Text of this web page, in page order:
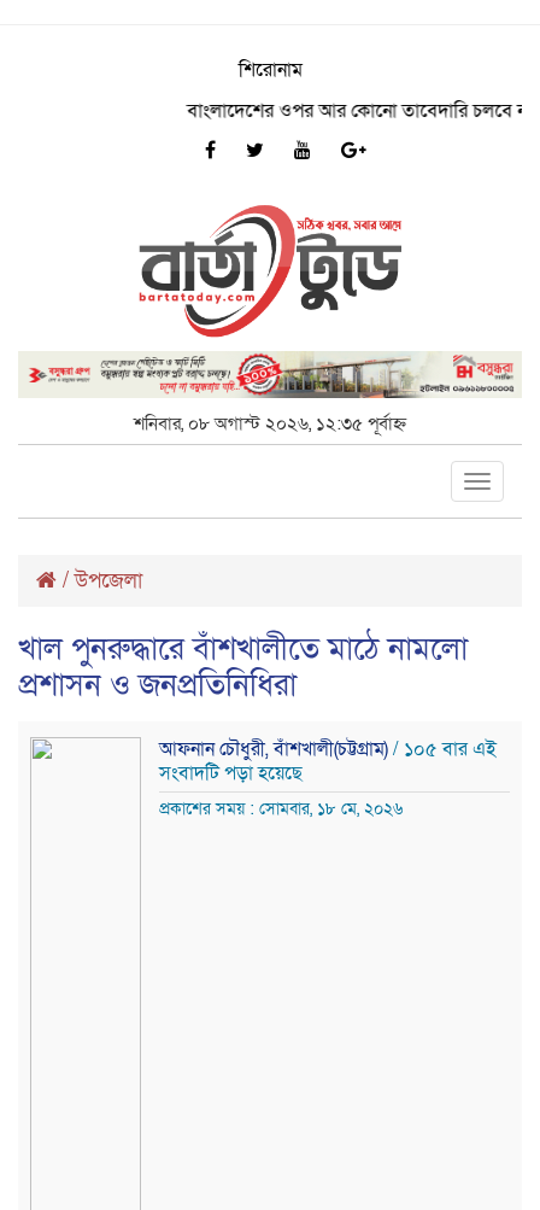
শিরোনাম
বাংলাদেশের ওপর আর কোনো তাবেদারি চলবে না- ভূমি
শনিবার, ০৮ অগাস্ট ২০২৬, ১২:৩৫ পূর্বাহ্ন
Toggle
/উপজেলা
খাল পুনরুদ্ধারে বাঁশখালীতে মাঠে নামলো
প্রশাসন ও জনপ্রতিনিধিরা
আফনান চৌধুরী, বাঁশখালী(চট্টগ্রাম)/ ১০৫ বার এই
সংবাদটি পড়া হয়েছে
প্রকাশের সময় : সোমবার, ১৮ মে, ২০২৬